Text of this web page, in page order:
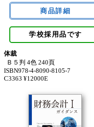
学校採用品です
体裁
Ｂ５判 4色 240頁
ISBN978-4-8090-8105-7
C3363 ¥12000E